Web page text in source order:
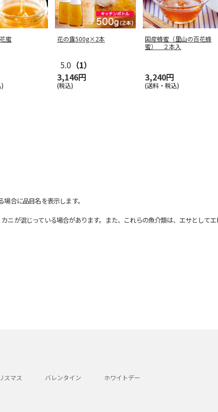
蜜 花の露500g×2本
5.0 （1）
3,146円
(税込)
国産蜂蜜（里山の百花蜂
蜜） ２本入
3,240円
(送料・税込)
合に品目名を表示します。
が混じっている場合があります。また、これらの魚介類は、エサとしてエ
スマス バレンタイン ホワイトデー